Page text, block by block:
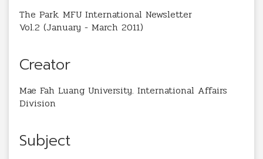
The Park. MFU International Newsletter
Vol.2 (January - March 2011)
Creator
Mae Fah Luang University. International Affairs
Division
Subject